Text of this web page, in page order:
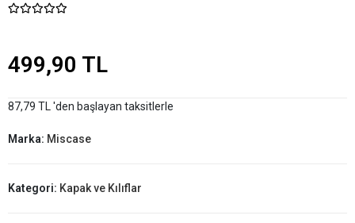
499,90 TL
87,79 TL 'den başlayan taksitlerle
Marka: Miscase
Kategori: Kapak ve Kılıflar